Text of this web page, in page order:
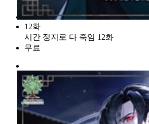
12화
시간 정지로 다 죽임 12화
무료